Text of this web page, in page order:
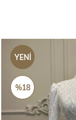
YENI
ÜRÜN
%18